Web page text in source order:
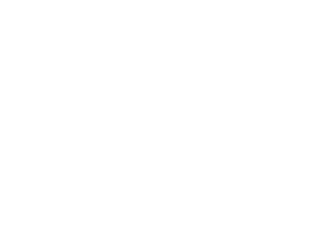
Eppenberger |
5734 Reinach AG |
02 91 | Mobile